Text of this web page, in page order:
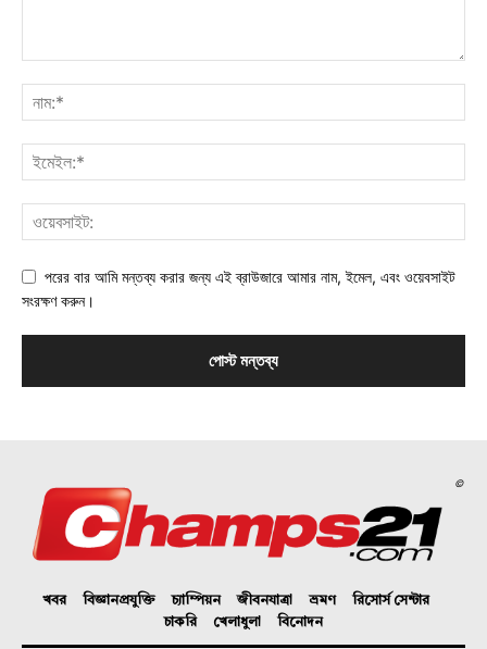
পরের বার আমি মন্তব্য করার জন্য এই ব্রাউজারে আমার নাম, ইমেল, এবং ওয়েবসাইট
সংরক্ষণ করুন।
©
খবর বিজ্ঞানপ্রযুক্তি চ্যাম্পিয়ন জীবনযাত্রা ভ্রমণ
রিসোর্স সেন্টার
চাকরি
খেলাধুলা বিনোদন